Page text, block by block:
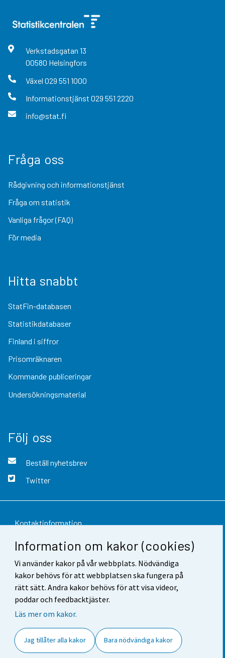
Information om kakor (cookies)
Vi använder kakor på vår webbplats. Nödvändiga
kakor behövs för att webbplatsen ska fungera på
rätt sätt. Andra kakor behövs för att visa videor,
poddar och feedbacktjäster.
Läs mer om kakor.
Jag tillåter alla kakor Bara nödvändiga kakor
Verkstadsgatan 13
00580 Helsingfors
Växel 029 551 1000
Informationstjänst 029 551 2220
info@stat.fi
Fråga oss
Rådgivning och informationstjänst
Fråga om statistik
Vanliga frågor (FAQ)
För media
Hitta snabbt
StatFin-databasen
Statistikdatabaser
Finland i siffror
Prisomräknaren
Kommande publiceringar
Undersökningsmaterial
Följ oss
Beställ nyhetsbrev
Twitter
Kontaktinformation
Respons
Användarvillkor
Dataskydd
Tillgänglighet
Cookie-inställningar